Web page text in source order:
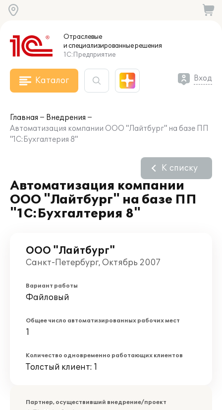
Отраслевые
и специализированныерешения
1С:Предприятие
Каталог Вход
Главная
Внедрения
Автоматизация компании ООО "Лайтбург" на базе ПП
"1С:Бухгалтерия 8"
Автоматизация компании
ООО "Лайтбург" на базе ПП
"1С:Бухгалтерия 8"
К списку
ООО "Лайтбург"
Санкт-Петербург, Октябрь 2007
Вариант работы
Файловый
Общее число автоматизированных рабочих мест
1
Количество одновременно работающих клиентов
Толстый клиент: 1
Партнер, осуществивший внедрение/проект